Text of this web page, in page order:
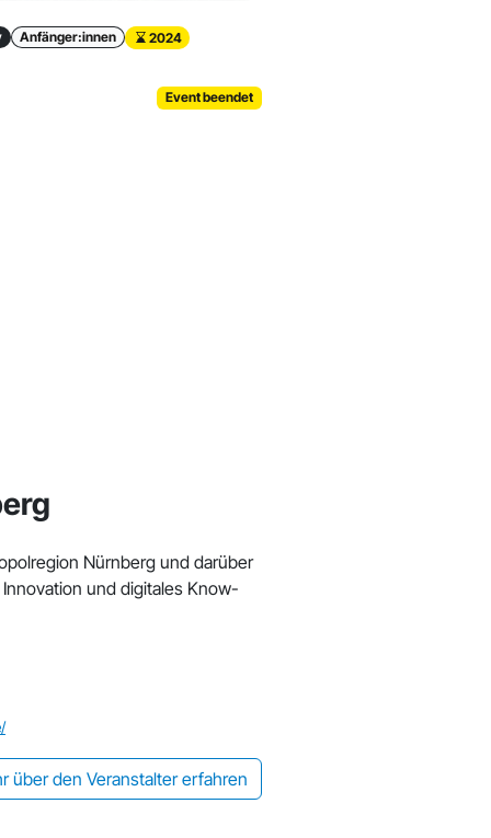
Anfänger:innen 2024
Event beendet
Nürnberg und darüber
und digitales Know-
über den Veranstalter erfahren